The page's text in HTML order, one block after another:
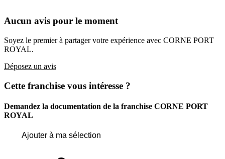
Aucun avis pour le moment
Soyez le premier à partager votre expérience avec CORNE PORT
ROYAL.
Déposez un avis
Cette franchise vous intéresse ?
Demandez la documentation de la franchise CORNE PORT
ROYAL
Ajouter à ma sélection